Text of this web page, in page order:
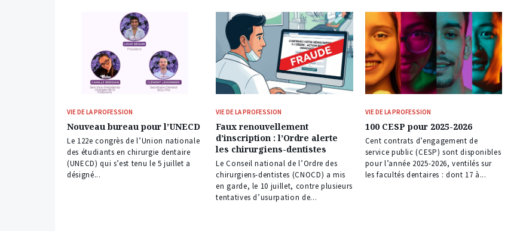
VIE DE LA PROFESSION
Nouveau bureau pour l’UNECD
Le 122e congrès de l’Union nationale
des étudiants en chirurgie dentaire
(UNECD) qui s’est tenu le 5 juillet a
désigné...
VIE DE LA PROFESSION
Faux renouvellement
d’inscription : l’Ordre alerte
les chirurgiens-dentistes
Le Conseil national de l’Ordre des
chirurgiens-dentistes (CNOCD) a mis
en garde, le 10 juillet, contre plusieurs
tentatives d’usurpation de...
VIE DE LA PROFESSION
100 CESP pour 2025-2026
Cent contrats d’engagement de
service public (CESP) sont disponibles
pour l’année 2025-2026, ventilés sur
les facultés dentaires : dont 17 à...